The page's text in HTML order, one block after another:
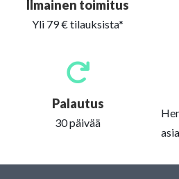
Ilmainen toimitus
Yli 79 € tilauksista*
Palautus
30 päivää